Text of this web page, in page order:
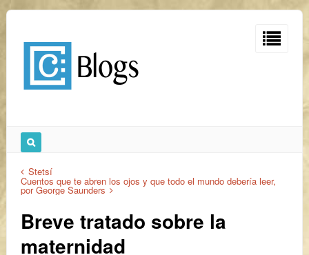
Stetsí
Cuentos que te abren los ojos y que todo el mundo debería leer,
por George Saunders
Breve tratado sobre la
maternidad